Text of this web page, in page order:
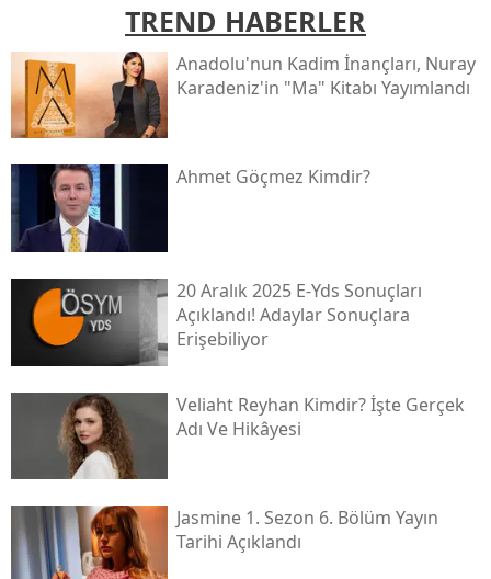
TREND HABERLER
Anadolu'nun Kadim İnançları, Nuray
Karadeniz'in "ma" Kitabı Yayımlandı
Ahmet Göçmez Kimdir?
20 Aralık 2025 E-Yds Sonuçları
Açıklandı! Adaylar Sonuçlara
Erişebiliyor
Veliaht Reyhan Kimdir? İşte Gerçek
Adı Ve Hikâyesi
Jasmine 1. Sezon 6. Bölüm Yayın
Tarihi Açıklandı